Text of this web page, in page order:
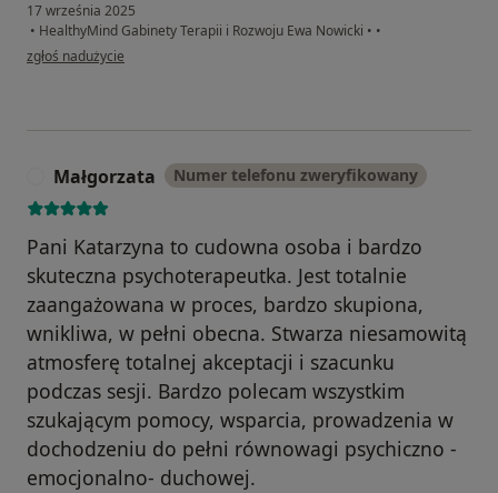
17 września 2025
• HealthyMind Gabinety Terapii i Rozwoju Ewa Nowicki • •
w opinii użytkownika Zofia
zgłoś nadużycie
Małgorzata Numer telefonu zweryfikowany
Pani Katarzyna to cudowna osoba i bardzo
skuteczna psychoterapeutka. Jest totalnie
zaangażowana w proces, bardzo skupiona,
wnikliwa, w pełni obecna. Stwarza niesamowitą
atmosferę totalnej akceptacji i szacunku
podczas sesji. Bardzo polecam wszystkim
szukającym pomocy, wsparcia, prowadzenia w
dochodzeniu do pełni równowagi psychiczno -
emocjonalno- duchowej.